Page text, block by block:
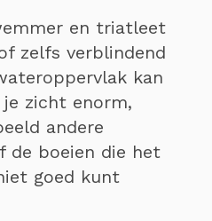
en triatleet
zelfs verblindend
kan
zicht enorm,
andere
de boeien die het
goed kunt